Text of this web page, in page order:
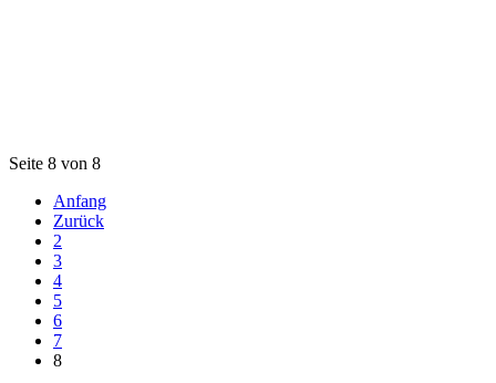
Seite 8 von 8
Anfang
Zurück
2
3
4
5
6
7
8